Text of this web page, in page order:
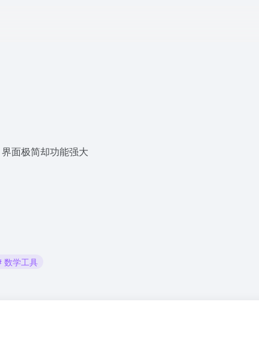
面极简却功能强大
数学工具